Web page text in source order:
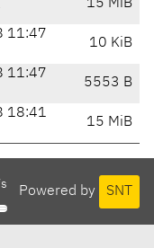
15 MiB
11:47
10 KiB
11:47
5553 B
18:41
15 MiB
Powered by SNT